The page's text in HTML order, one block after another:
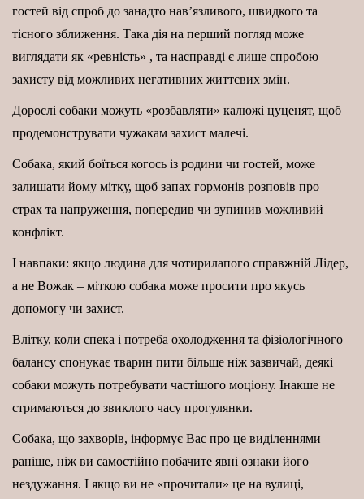
гостей від спроб до занадто нав’язливого, швидкого та
тісного зближення. Така дія на перший погляд може
виглядати як «ревність» , та насправді є лише спробою
захисту від можливих негативних життєвих змін.
Дорослі собаки можуть «розбавляти» калюжі цуценят, щоб
продемонструвати чужакам захист малечі.
Собака, який боїться когось із родини чи гостей, може
залишати йому мітку, щоб запах гормонів розповів про
страх та напруження, попередив чи зупинив можливий
конфлікт.
І навпаки: якщо людина для чотирилапого справжній Лідер,
а не Вожак – міткою собака може просити про якусь
допомогу чи захист.
Влітку, коли спека і потреба охолодження та фізіологічного
балансу спонукає тварин пити більше ніж зазвичай, деякі
собаки можуть потребувати частішого моціону. Інакше не
стримаються до звиклого часу прогулянки.
Собака, що захворів, інформує Вас про це виділеннями
раніше, ніж ви самостійно побачите явні ознаки його
нездужання. І якщо ви не «прочитали» це на вулиці,